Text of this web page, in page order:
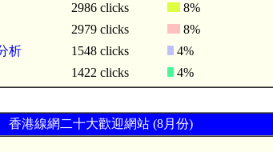
2986 clicks
8%
2979 clicks
8%
析 1548 clicks
4%
1422 clicks 4%
香港線網二十大歡迎網站 (8月份)